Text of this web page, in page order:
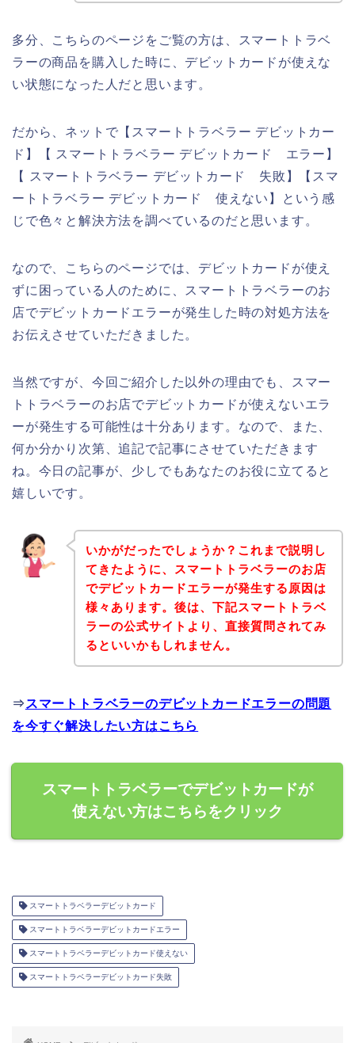
多分、こちらのページをご覧の方は、スマートトラベ
ラーの商品を購入した時に、デビットカードが使えな
い状態になった人だと思います。
だから、ネットで【スマートトラベラー デビットカー
ド】【 スマートトラベラー デビットカード エラー】
【 スマートトラベラー デビットカード 失敗】【スマ
ートトラベラー デビットカード 使えない】という感
じで色々と解決方法を調べているのだと思います。
なので、こちらのページでは、デビットカードが使え
ずに困っている人のために、スマートトラベラーのお
店でデビットカードエラーが発生した時の対処方法を
お伝えさせていただきました。
当然ですが、今回ご紹介した以外の理由でも、スマー
トトラベラーのお店でデビットカードが使えないエラ
ーが発生する可能性は十分あります。なので、また、
何か分かり次第、追記で記事にさせていただきます
ね。今日の記事が、少しでもあなたのお役に立てると
嬉しいです。
いかがだったでしょうか？これまで説明し
てきたように、スマートトラベラーのお店
でデビットカードエラーが発生する原因は
様々あります。後は、下記スマートトラベ
ラーの公式サイトより、直接質問されてみ
るといいかもしれません。
⇒ スマートトラベラーのデビットカードエラーの問題
を今すぐ解決したい方はこちら
スマートトラベラーでデビットカードが
使えない方はこちらをクリック
スマートトラベラーデビットカード
スマートトラベラーデビットカードエラー
スマートトラベラーデビットカード使えない
スマートトラベラーデビットカード失敗